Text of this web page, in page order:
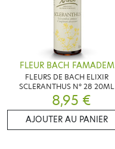
FLEUR BACH FAMADEM
FLEURS DE BACH ELIXIR
SCLERANTHUS N° 28 20ML
8,95 €
AJOUTER AU PANIER